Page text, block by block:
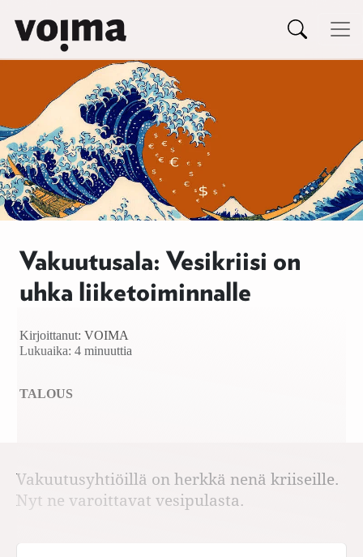
Siirry sisältöön
Päävalikko
Vakuutusala: Vesikriisi on
uhka liiketoiminnalle
Kirjoittanut: VOIMA
Lukuaika: 4 minuuttia
TALOUS
Vakuutusyhtiöillä on herkkä nenä kriiseille.
Nyt ne varoittavat vesipulasta.